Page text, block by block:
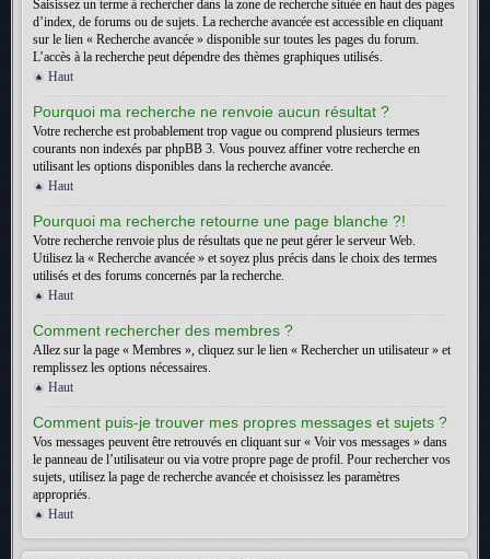
Saisissez un terme à rechercher dans la zone de recherche située en haut des pages
d’index, de forums ou de sujets. La recherche avancée est accessible en cliquant
sur le lien « Recherche avancée » disponible sur toutes les pages du forum.
L’accès à la recherche peut dépendre des thèmes graphiques utilisés.
Haut
Pourquoi ma recherche ne renvoie aucun résultat ?
Votre recherche est probablement trop vague ou comprend plusieurs termes
courants non indexés par phpBB 3. Vous pouvez affiner votre recherche en
utilisant les options disponibles dans la recherche avancée.
Haut
Pourquoi ma recherche retourne une page blanche ?!
Votre recherche renvoie plus de résultats que ne peut gérer le serveur Web.
Utilisez la « Recherche avancée » et soyez plus précis dans le choix des termes
utilisés et des forums concernés par la recherche.
Haut
Comment rechercher des membres ?
Allez sur la page « Membres », cliquez sur le lien « Rechercher un utilisateur » et
remplissez les options nécessaires.
Haut
Comment puis-je trouver mes propres messages et sujets ?
Vos messages peuvent être retrouvés en cliquant sur « Voir vos messages » dans
le panneau de l’utilisateur ou via votre propre page de profil. Pour rechercher vos
sujets, utilisez la page de recherche avancée et choisissez les paramètres
appropriés.
Haut